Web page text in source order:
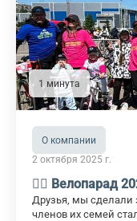
1 минута
О компании
2 октября 2025 г.
🚴‍♀️ Велопарад
Друзья, мы сделали
членов их семей